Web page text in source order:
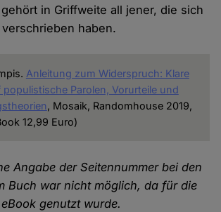
in Griffweite all jener, die sich
haben.
Anleitung zum Widerspruch: Klare
Parolen, Vorurteile und
, Mosaik, Randomhouse 2019,
12,99 Euro)
Angabe der Seitennummer bei den
Buch war nicht möglich, da für die
genutzt wurde.